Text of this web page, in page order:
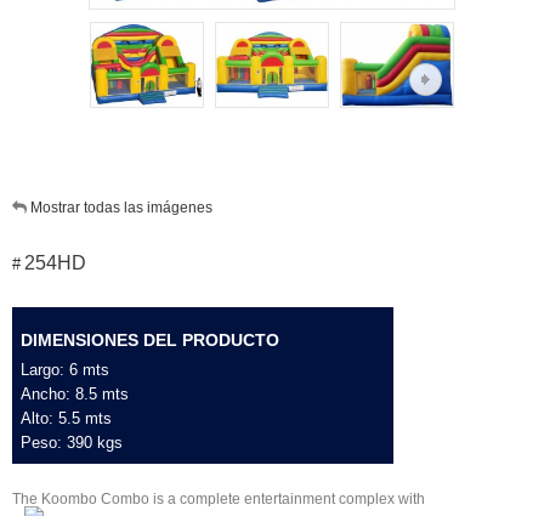
Mostrar todas las imágenes
# 254HD
DIMENSIONES DEL PRODUCTO
Largo: 6 mts
Ancho: 8.5 mts
Alto: 5.5 mts
Peso: 390 kgs
The Koombo Combo is a complete entertainment complex with